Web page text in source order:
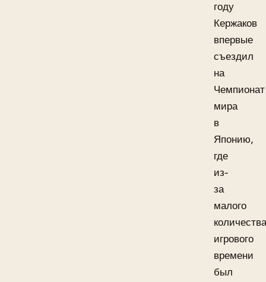
году
Кержаков
впервые
съездил
на
Чемпионат
мира
в
Японию,
где
из-
за
малого
количества
игрового
времени
был